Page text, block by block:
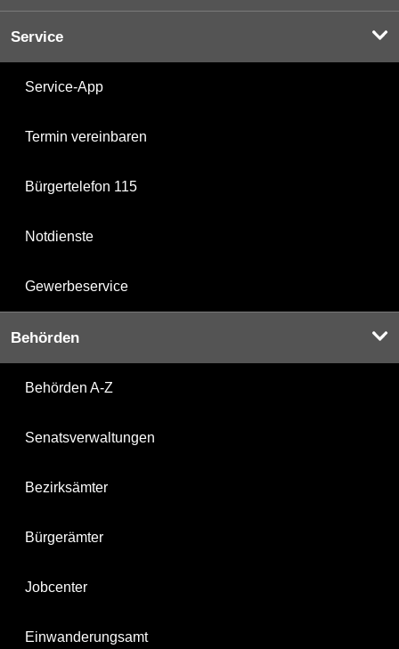
Service
Service-App
Termin vereinbaren
Bürgertelefon 115
Notdienste
Gewerbeservice
Behörden
Behörden A-Z
Senatsverwaltungen
Bezirksämter
Bürgerämter
Jobcenter
Einwanderungsamt